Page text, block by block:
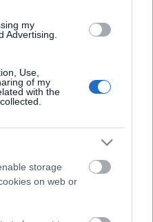
my
Advertising.
Use,
of my
with the
storage
on web or
Erika
ill 06 30 9971385 vagy